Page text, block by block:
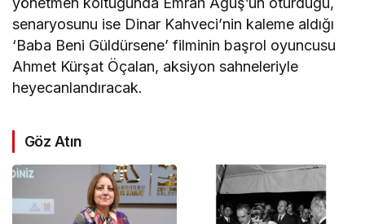
senaryosunu ise Dinar Kahveci’nin kaleme aldığı
‘Baba Beni Güldürsene’ filminin başrol oyuncusu
Ahmet Kürşat Öçalan, aksiyon sahneleriyle
heyecanlandıracak.
Göz Atın